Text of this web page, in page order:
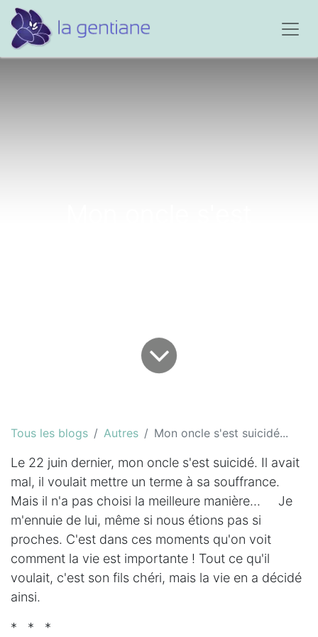
Tous les blogs Autres Mon oncle s'est suicidé...
Le 22 juin dernier, mon oncle s'est suicidé. Il avait
mal, il voulait mettre un terme à sa souffrance.
Mais il n'a pas choisi la meilleure manière... Je
m'ennuie de lui, même si nous étions pas si
proches. C'est dans ces moments qu'on voit
comment la vie est importante ! Tout ce qu'il
voulait, c'est son fils chéri, mais la vie en a décidé
ainsi.
* * *